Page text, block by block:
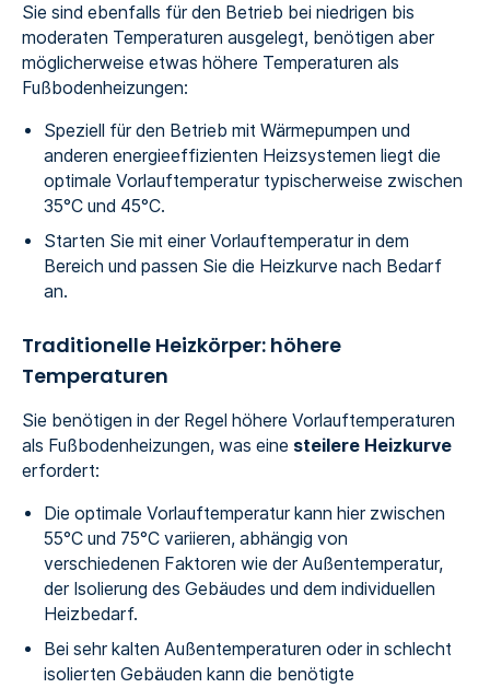
Sie sind ebenfalls für den Betrieb bei niedrigen bis
moderaten Temperaturen ausgelegt, benötigen aber
möglicherweise etwas höhere Temperaturen als
Fußbodenheizungen:
Speziell für den Betrieb mit Wärmepumpen und
anderen energieeffizienten Heizsystemen liegt die
optimale Vorlauftemperatur typischerweise zwischen
35°C und 45°C.
Starten Sie mit einer Vorlauftemperatur in dem
Bereich und passen Sie die Heizkurve nach Bedarf
an.
Traditionelle Heizkörper: höhere
Temperaturen
Sie benötigen in der Regel höhere Vorlauftemperaturen
als Fußbodenheizungen, was eine steilere Heizkurve
erfordert:
Die optimale Vorlauftemperatur kann hier zwischen
55°C und 75°C variieren, abhängig von
verschiedenen Faktoren wie der Außentemperatur,
der Isolierung des Gebäudes und dem individuellen
Heizbedarf.
Bei sehr kalten Außentemperaturen oder in schlecht
isolierten Gebäuden kann die benötigte